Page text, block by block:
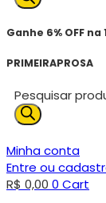
Ganhe 6% OFF
PRIMEIRAPROSA
Pesquisar
Minha conta
Entre ou
R$ 0,00 0 Cart